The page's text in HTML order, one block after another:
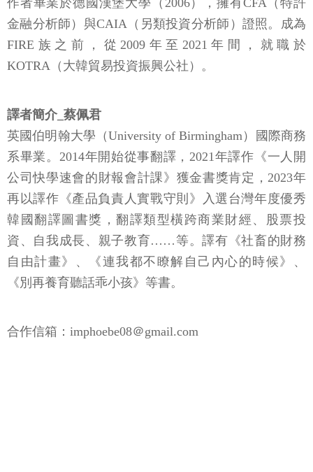
作者畢業於德國漢堡大學（2006），擁有CFA（特許
金融分析師）與CAIA（另類投資分析師）證照。成為
FIRE族之前，從2009年至2021年間，就職於
KOTRA（大韓貿易投資振興公社）。
譯者簡介_蔡佩君
英國伯明翰大學（University of Birmingham）國際商務
系畢業。2014年開始從事翻譯，2021年譯作《一人開
公司快學速會的財報會計課》獲金書獎肯定，2023年
再以譯作《產品負責人實戰守則》入選台灣年度優秀
韓國翻譯圖書獎，翻譯類型橫跨商業財經、股票投
資、自我成長、親子教育……等。譯有《社畜的財務
自由計畫》、《連我都不瞭解自己內心的時候》、
《別再養育聽話乖小孩》等書。
合作信箱：imphoebe08＠gmail.com